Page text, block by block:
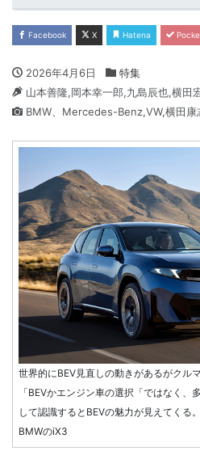
Facebook X Hatena
2026年4月6日
特集
山本善隆,岡本幸一郎,九島辰也,横田
BMW、Mercedes-Benz,VW,横田康
世界的にBEV見直しの動きがあるがクル
「BEVかエンジン車の選択「ではなく、
して認識するとBEVの魅力が見えてくる
BMWのiX3